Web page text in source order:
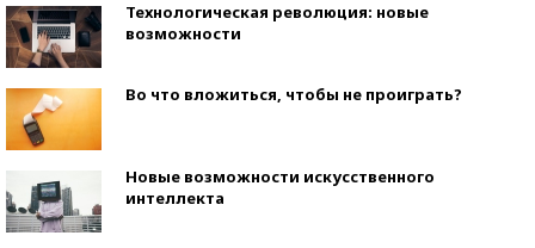
Технологическая революция: новые
возможности
Во что вложиться, чтобы не проиграть?
Новые возможности искусственного
интеллекта